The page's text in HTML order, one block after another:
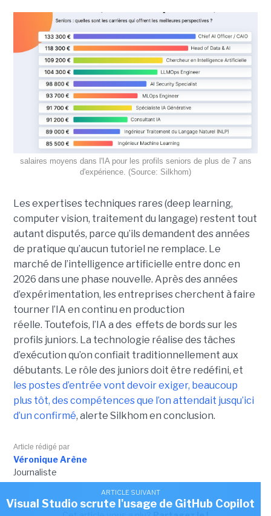
salaires moyens dans l'IA pour les profils seniors de plus de 7 ans
d'expérience. (Source: Silkhom)
Les expertises techniques rares (deep learning,
computer vision, traitement du langage) restent tout
autant disputés, parce qu’ils demandent des années
de pratique qu’aucun tutoriel ne remplace. Le
marché de l’intelligence artificielle entre donc en
2026 dans une phase nouvelle. Après des années
d’expérimentation, les entreprises cherchent à faire
tourner l’IA en continu en production
réelle. Toutefois, l’IA a des effets de bords sur les
profils juniors. La technologie réalise des tâches
d’exécution qu’on confiait traditionnellement aux
débutants. Le rôle des juniors doit être redéfini, et
les postes d’entrée vont devoir exiger, beaucoup
plus tôt, des compétences que l’on attendait jusqu’ici
d’un confirmé, alerte Silkhom en conclusion.
Article rédigé par
Véronique Arène
Journaliste
ARTICLE SUIVANT
Visual Studio scrute l'usage de GitHub Copilot